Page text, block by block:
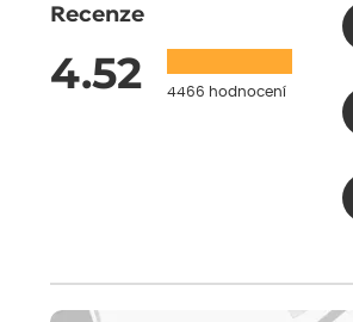
Recenze
4.52 4466 hodnocení